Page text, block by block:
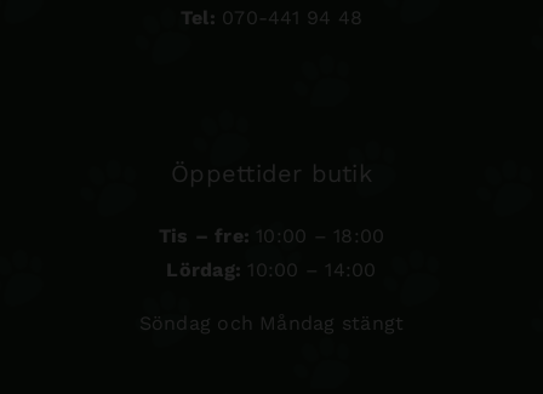
Tel: 070-441 94 48
Öppettider butik
Tis – fre: 10:00 – 18:00
Lördag: 10:00 – 14:00
Söndag och Måndag stängt